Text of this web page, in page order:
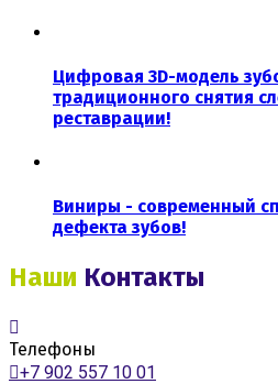
Цифровая 3D-модель
традиционного снятия
реставрации!
Виниры - современный
дефекта зубов!
Наши Контакты
Телефоны
+7 902 557 10 01